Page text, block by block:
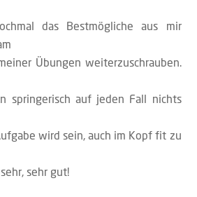
das Bestmögliche aus mir
Übungen weiterzuschrauben.
springerisch auf jeden Fall nichts
wird sein, auch im Kopf fit zu
sehr gut!